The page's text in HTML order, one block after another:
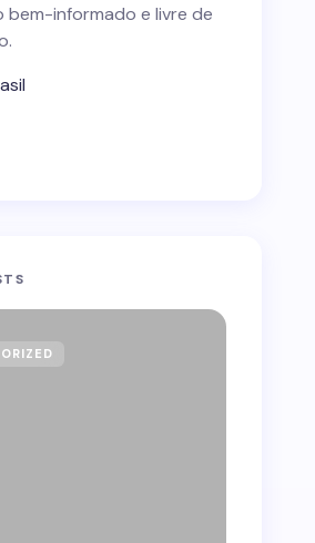
bem-informado e livre de